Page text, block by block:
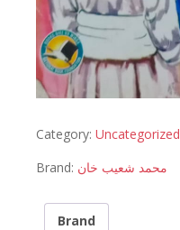
Category: Uncategorized
Brand: محمد شعیب خان
Brand